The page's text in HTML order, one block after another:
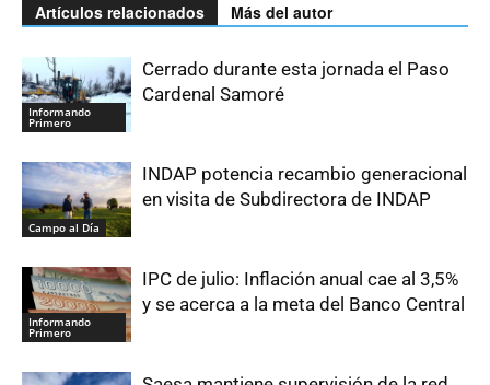
Artículos relacionados Más del autor
Informando
Primero
Cerrado durante esta jornada el Paso
Cardenal Samoré
Campo al Día
INDAP potencia recambio generacional
en visita de Subdirectora de INDAP
Informando
Primero
IPC de julio: Inflación anual cae al 3,5%
y se acerca a la meta del Banco Central